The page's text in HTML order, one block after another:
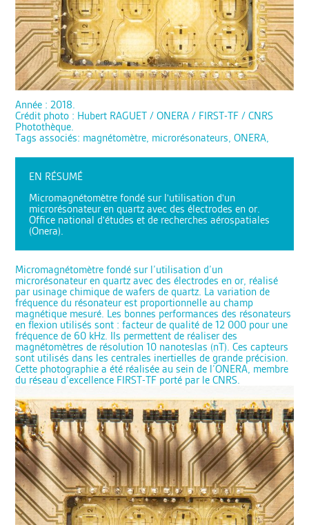
Année : 2018.
Crédit photo : Hubert RAGUET / ONERA / FIRST-TF / CNRS
Photothèque.
Tags associés: magnétomètre, microrésonateurs, ONERA,
EN RÉSUMÉ
Micromagnétomètre fondé sur l'utilisation d'un
microrésonateur en quartz avec des électrodes en or.
Office national d'études et de recherches aérospatiales
(Onera).
Micromagnétomètre fondé sur l’utilisation d’un
microrésonateur en quartz avec des électrodes en or, réalisé
par usinage chimique de wafers de quartz. La variation de
fréquence du résonateur est proportionnelle au champ
magnétique mesuré. Les bonnes performances des résonateurs
en flexion utilisés sont : facteur de qualité de 12 000 pour une
fréquence de 60 kHz. Ils permettent de réaliser des
magnétomètres de résolution 10 nanoteslas (nT). Ces capteurs
sont utilisés dans les centrales inertielles de grande précision.
Cette photographie a été réalisée au sein de l’ONERA, membre
du réseau d’excellence FIRST-TF porté par le CNRS.